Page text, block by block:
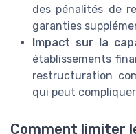
des pénalités de
garanties
Impact sur la
établissements
restructuration
qui peut
Comment limiter